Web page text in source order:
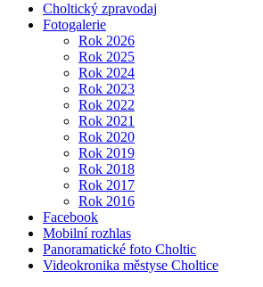
Choltický zpravodaj
Fotogalerie
Rok 2026
Rok 2025
Rok 2024
Rok 2023
Rok 2022
Rok 2021
Rok 2020
Rok 2019
Rok 2018
Rok 2017
Rok 2016
Facebook
Mobilní rozhlas
Panoramatické foto Choltic
Videokronika městyse Choltice